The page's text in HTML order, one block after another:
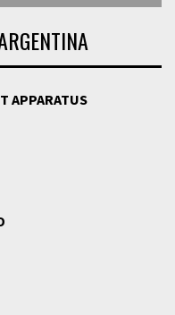
APPARATUS